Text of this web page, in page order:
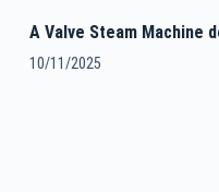
A Valve Steam Machine
10/11/2025